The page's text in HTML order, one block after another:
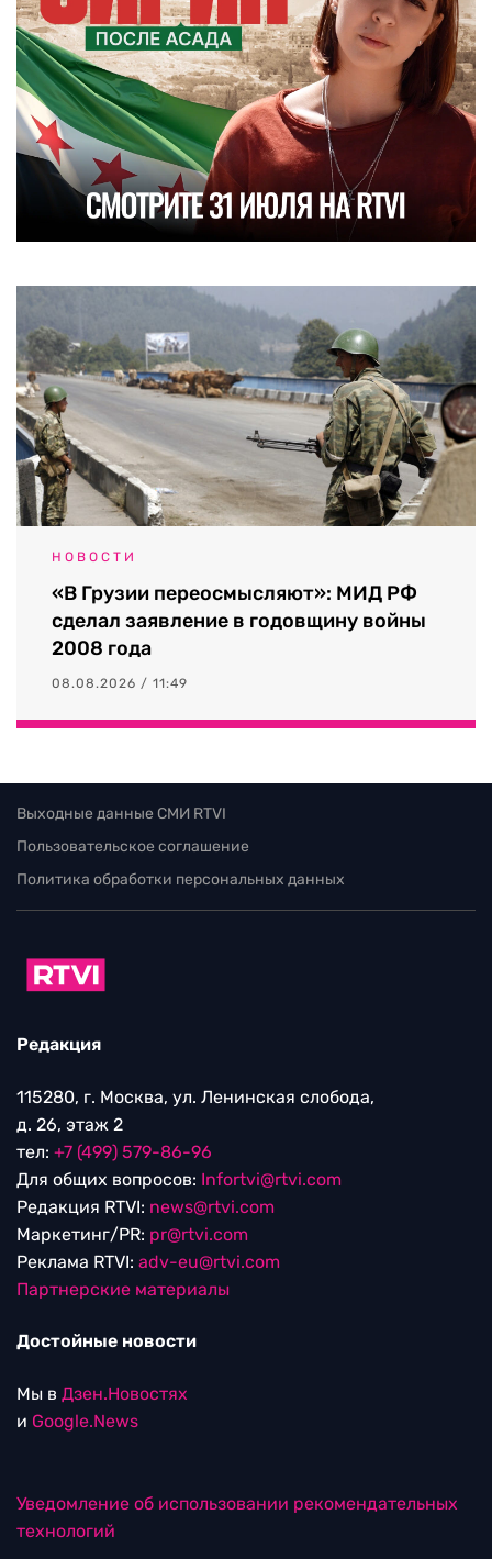
НОВОСТИ
«В Грузии переосмысляют»: МИД РФ
сделал заявление в годовщину войны
2008 года
08.08.2026 / 11:49
Выходные данные СМИ RTVI
Пользовательское соглашение
Политика обработки персональных данных
Редакция
115280, г. Москва, ул. Ленинская слобода,
д. 26, этаж 2
тел: +7 (499) 579-86-96
Для общих вопросов: Infortvi@rtvi.com
Редакция RTVI: news@rtvi.com
Маркетинг/PR: pr@rtvi.com
Реклама RTVI: adv-eu@rtvi.com
Партнерские материалы
Достойные новости
Мы в Дзен.Новостях
и Google.News
Уведомление об использовании рекомендательных
технологий